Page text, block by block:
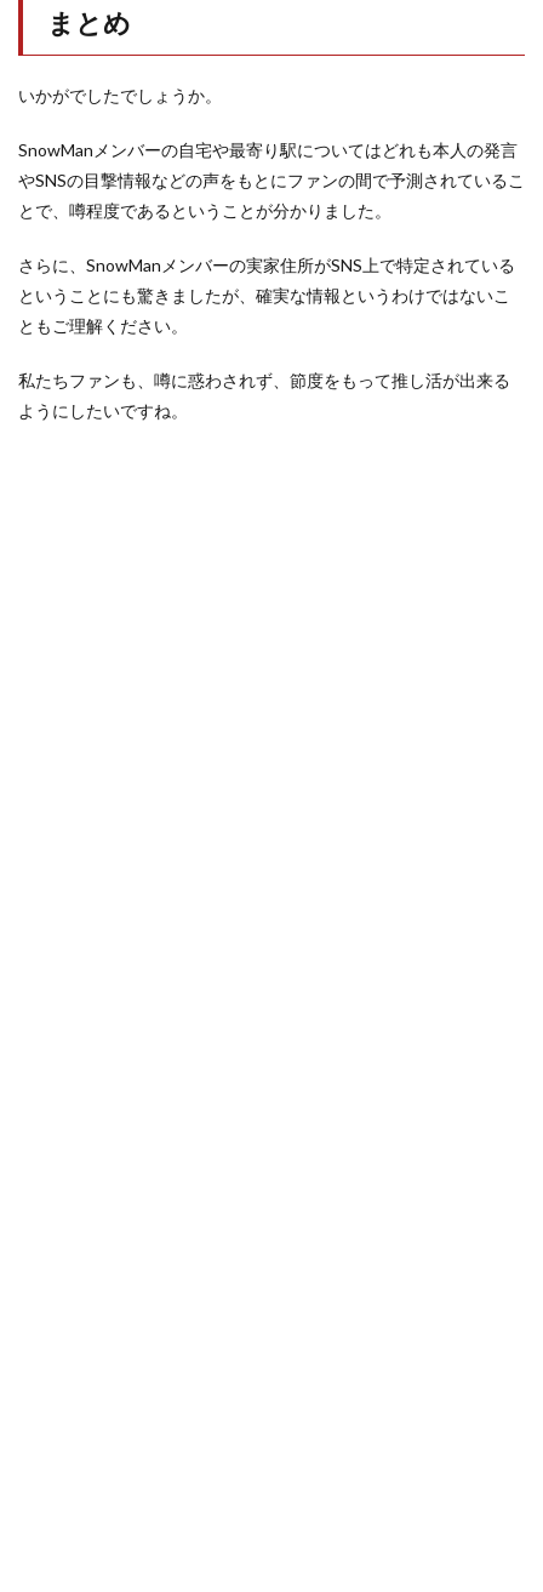
まとめ
いかがでしたでしょうか。
SnowManメンバーの自宅や最寄り駅についてはどれも本人の発言
やSNSの目撃情報などの声をもとにファンの間で予測されているこ
とで、噂程度であるということが分かりました。
さらに、SnowManメンバーの実家住所がSNS上で特定されている
ということにも驚きましたが、確実な情報というわけではないこ
ともご理解ください。
私たちファンも、噂に惑わされず、節度をもって推し活が出来る
ようにしたいですね。